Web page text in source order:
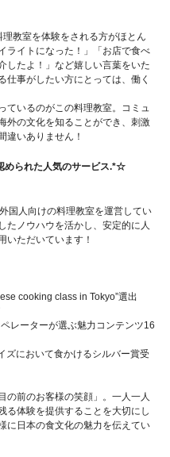
教室を体験をされる方がほとん
ライトになった！」「お店で食べ
したよ！」など嬉しい言葉をいた
仕事がしたい方にとっては、働く
ているのがこの料理教室。コミュ
外の文化を知ることができ、刺激
違いありません！
められた人気のサービス.*☆
国人向けの料理教室を運営してい
たノウハウを活かし、安定的に人
いただいています！
cooking class in Tokyo”選出
レーターが選ぶ魅力コンテンツ16
において食かけるシルバー賞受
の前のお客様の笑顔」。一人一人
る体験を提供することを大切にし
に日本の食文化の魅力を伝えてい